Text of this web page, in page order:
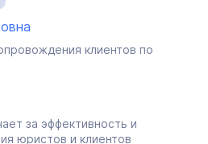
клиентов по
за эффективность и
юристов и клиентов